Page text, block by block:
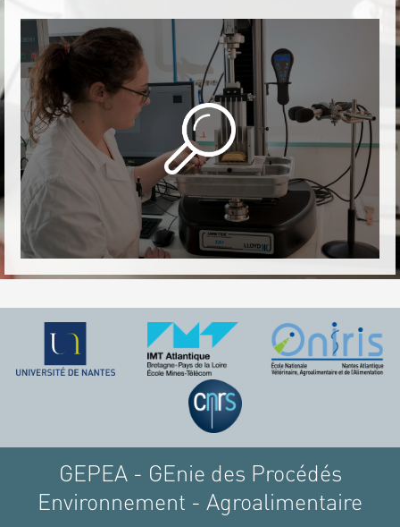
GEPEA - GEnie des Procédés
Environnement - Agroalimentaire